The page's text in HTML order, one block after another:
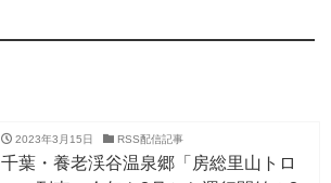
2023年3月15日 RSS配信記事
千葉・養老渓谷温泉郷「房総里山トロ